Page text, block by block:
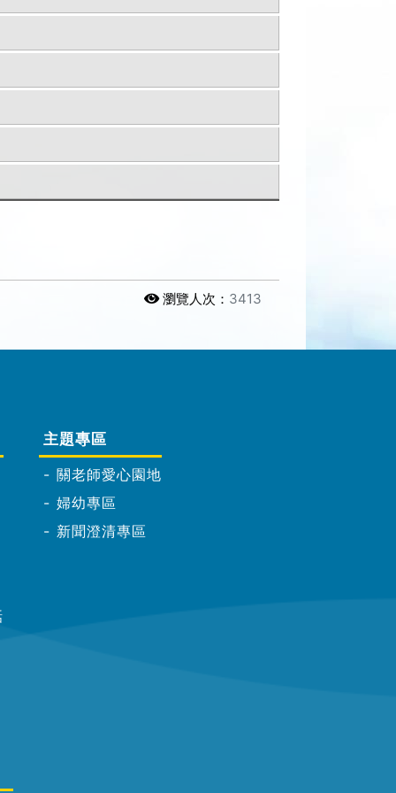
瀏覽人次： 3413
主題專區
關老師愛心園地
婦幼專區
新聞澄清專區